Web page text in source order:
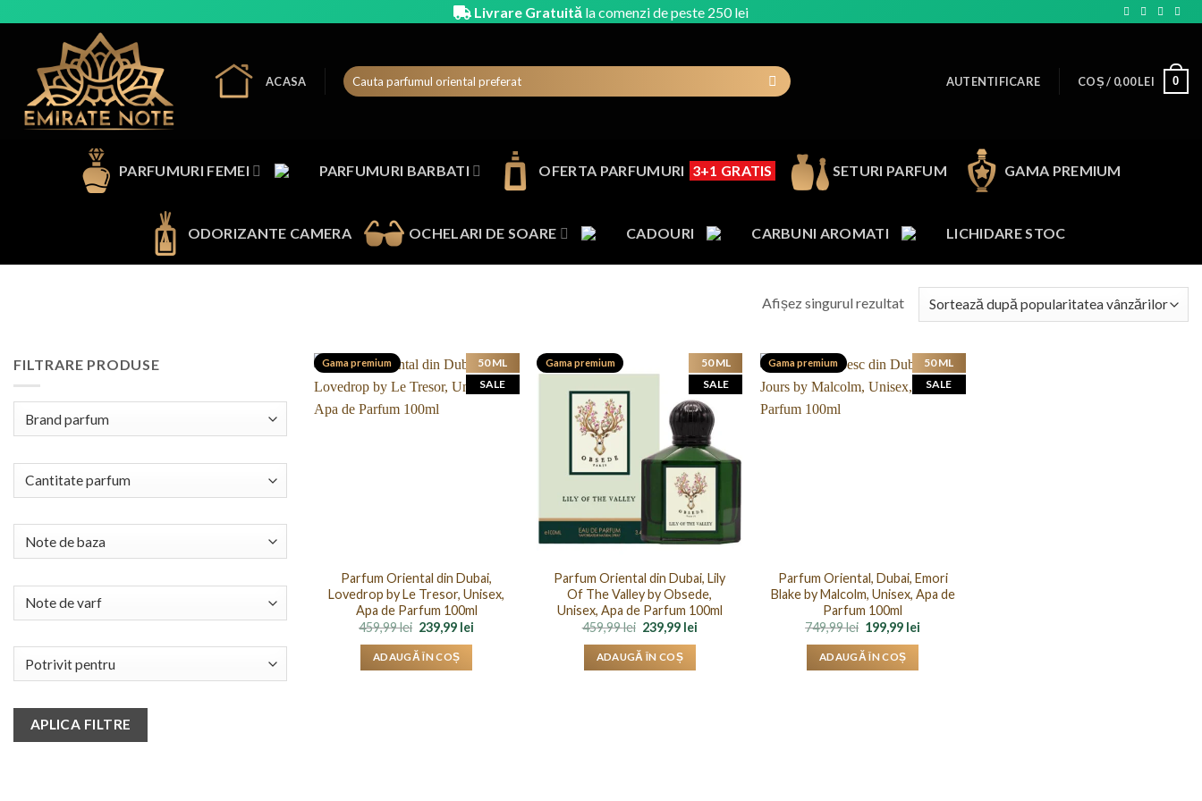
Livrare Gratuită la comenzi de peste 250 lei
ACASA AUTENTIFICARE COȘ / 0,00LEI 0
PARFUMURI FEMEI PARFUMURI BARBATI OFERTA PARFUMURI 3+1 GRATIS SETURI PARFUM GAMA PREMIUM
ODORIZANTE CAMERA OCHELARI DE SOARE CADOURI CARBUNI AROMATI LICHIDARE STOC
Afișez singurul rezultat
FILTRARE PRODUSE
APLICA FILTRE
Parfum Oriental din Dubai,
Lovedrop by Le Tresor, Unisex,
Apa de Parfum 100ml
459,99lei Prețul
inițial
a
fost:
239,99 lei
ADAUGĂ ÎN COȘ
Gama premium
50 ML
SALE
Parfum Oriental din Dubai, Lily
Of The Valley by Obsede,
Unisex, Apa de Parfum 100ml
459,99lei Prețul
inițial
a
fost:
239,99 leiPrețul
ADAUGĂ ÎN COȘ
Gama premium
50 ML
SALE
Parfum Oriental, Dubai, Emori
Blake by Malcolm, Unisex, Apa de
Parfum 100ml
749,99lei Prețul
inițial
a
fost:
199,99 lei
ADAUGĂ ÎN COȘ
Gama premium
50 ML
SALE